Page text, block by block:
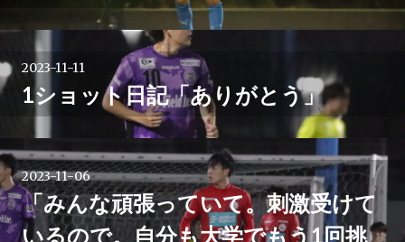
2023-11-11
1ショット日記「ありがとう」
2023-11-06
「みんな頑張っていて。刺激受けて
いるので。自分も大学でもう1回挑